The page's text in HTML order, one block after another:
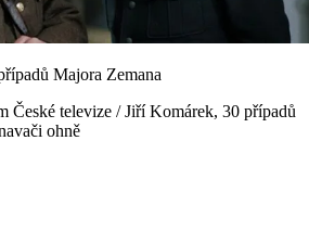
Majora Zemana
České televize / Jiří Komárek, 30 případů
ohně